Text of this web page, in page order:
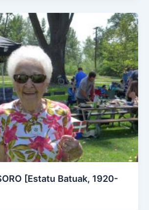
[Estatu Batuak, 1920-